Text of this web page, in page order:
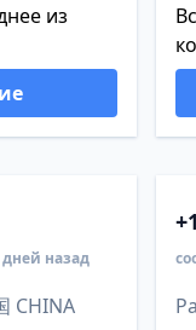
из
назад
CHINA
+1